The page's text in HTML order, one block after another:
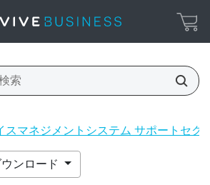
スマネジメントシステム サポートセク
ンロード